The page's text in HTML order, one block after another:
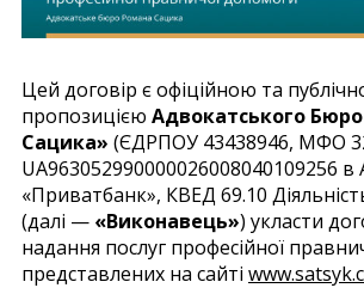
Цей договір є офіційною та
пропозицією Адвокатського
Сацика» (ЄДРПОУ 43438946, МФО
UA963052990000026008040109256 в
«Приватбанк», КВЕД 69.10
(далі — «Виконавець») укласти
надання послуг професійної
представлених на сайті